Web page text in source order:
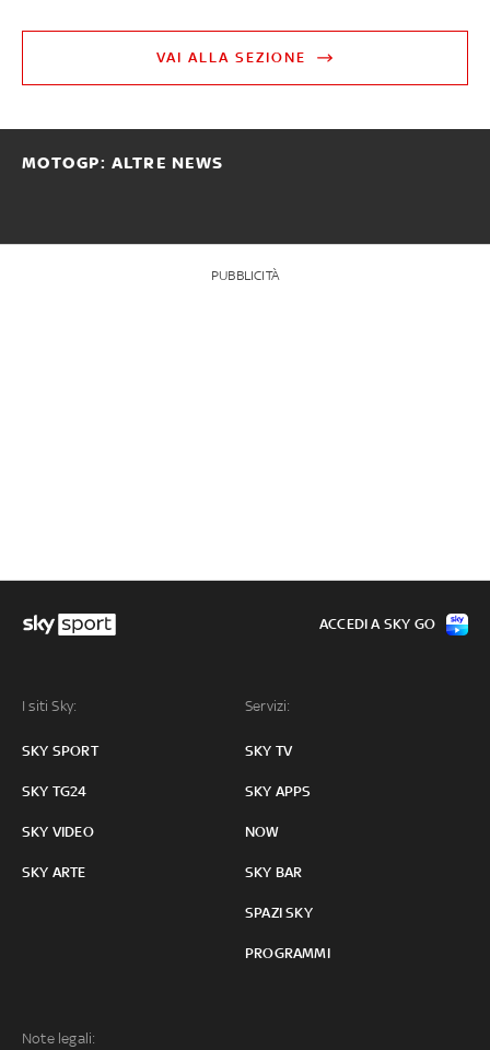
VAI ALLA SEZIONE
MOTOGP: ALTRE NEWS
PUBBLICITÀ
I siti Sky:
SKY SPORT
SKY TG24
SKY VIDEO
SKY ARTE
Servizi:
SKY TV
SKY APPS
NOW
SKY BAR
SPAZI SKY
PROGRAMMI
Note legali:
ACCEDI A SKY GO